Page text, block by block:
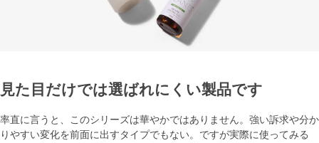
見た目だけでは選ばれにくい製品です
率直に言うと、このシリーズは華やかではありません。強い訴求や分か
りやすい変化を前面に出すタイプでもない。ですが実際に使ってみる